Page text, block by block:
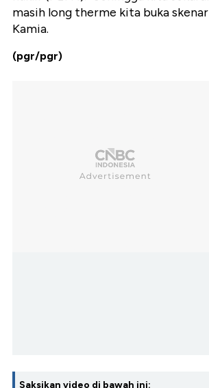
masih long therme kita buka
Kamia.
(pgr/pgr)
Saksikan video di bawah ini: